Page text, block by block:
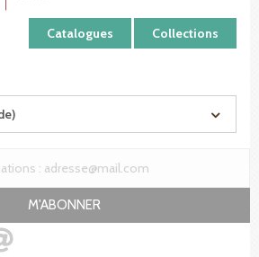
Catalogues Collections
M'ABONNER